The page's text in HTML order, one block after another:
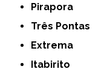
Pirapora
Três Pontas
Extrema
Itabirito